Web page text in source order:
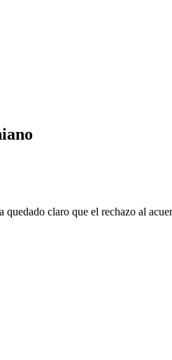
claro que el rechazo al